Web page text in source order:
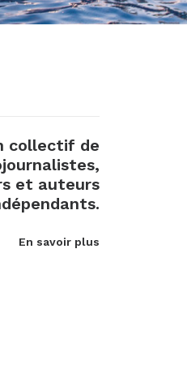
collectif de
et auteurs
En savoir plus